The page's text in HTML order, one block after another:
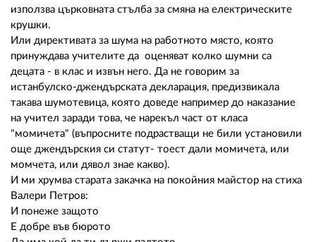
използва църковната стълба за смяна на електрическите
крушки.
Или директивата за шума на работното място, която
принуждава учителите да оценяват колко шумни са
децата - в клас и извън него. Да не говорим за
истанбулско-джендърската декларация, предизвикала
такава шумотевица, която доведе например до наказание
на учител заради това, че нарекъл част от класа
"момичета" (въпросните подрастващи не били установили
още джендърския си статут- тоест дали момичета, или
момчета, или дявол знае какво).
И ми хрумва старата закачка на покойния майстор на стиха
Валери Петров:
И понеже защото
Е добре във бюрото